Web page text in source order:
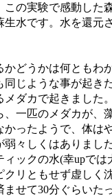
の実験で感動した
です。水を還元
どうかは何ともわ
じような事が起き
カで起きました
匹のメダカが、
たようで、体は
しくはありまし
クの水(幸upでは
ともせず虚しく
て30分ぐらいた